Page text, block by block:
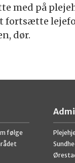
med på
fortsætte
dør.
følge